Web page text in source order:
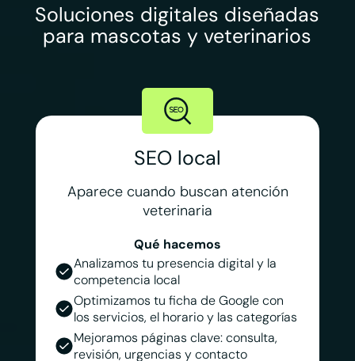
Soluciones digitales diseñadas
para mascotas y veterinarios
SEO local
Aparece cuando buscan atención
veterinaria
Qué hacemos
Analizamos tu presencia digital y la
competencia local
Optimizamos tu ficha de Google con
los servicios, el horario y las categorías
Mejoramos páginas clave: consulta,
revisión, urgencias y contacto